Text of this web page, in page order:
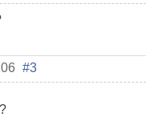
#3